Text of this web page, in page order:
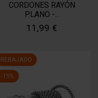
CORDONES RAYÓN
PLANO -...
11,99 €
REBAJADO
-15%